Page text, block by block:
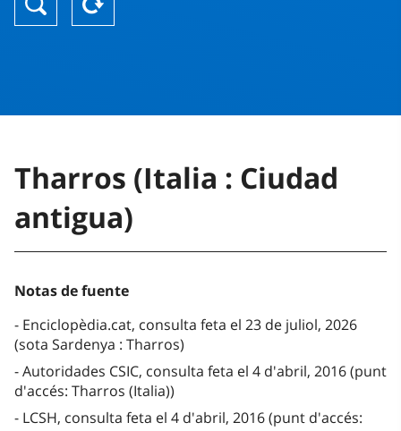
Tharros (Italia : Ciudad
antigua)
Notas de fuente
Enciclopèdia.cat, consulta feta el 23 de juliol, 2026
(sota Sardenya : Tharros)
Autoridades CSIC, consulta feta el 4 d'abril, 2016 (punt
d'accés: Tharros (Italia))
LCSH, consulta feta el 4 d'abril, 2016 (punt d'accés: